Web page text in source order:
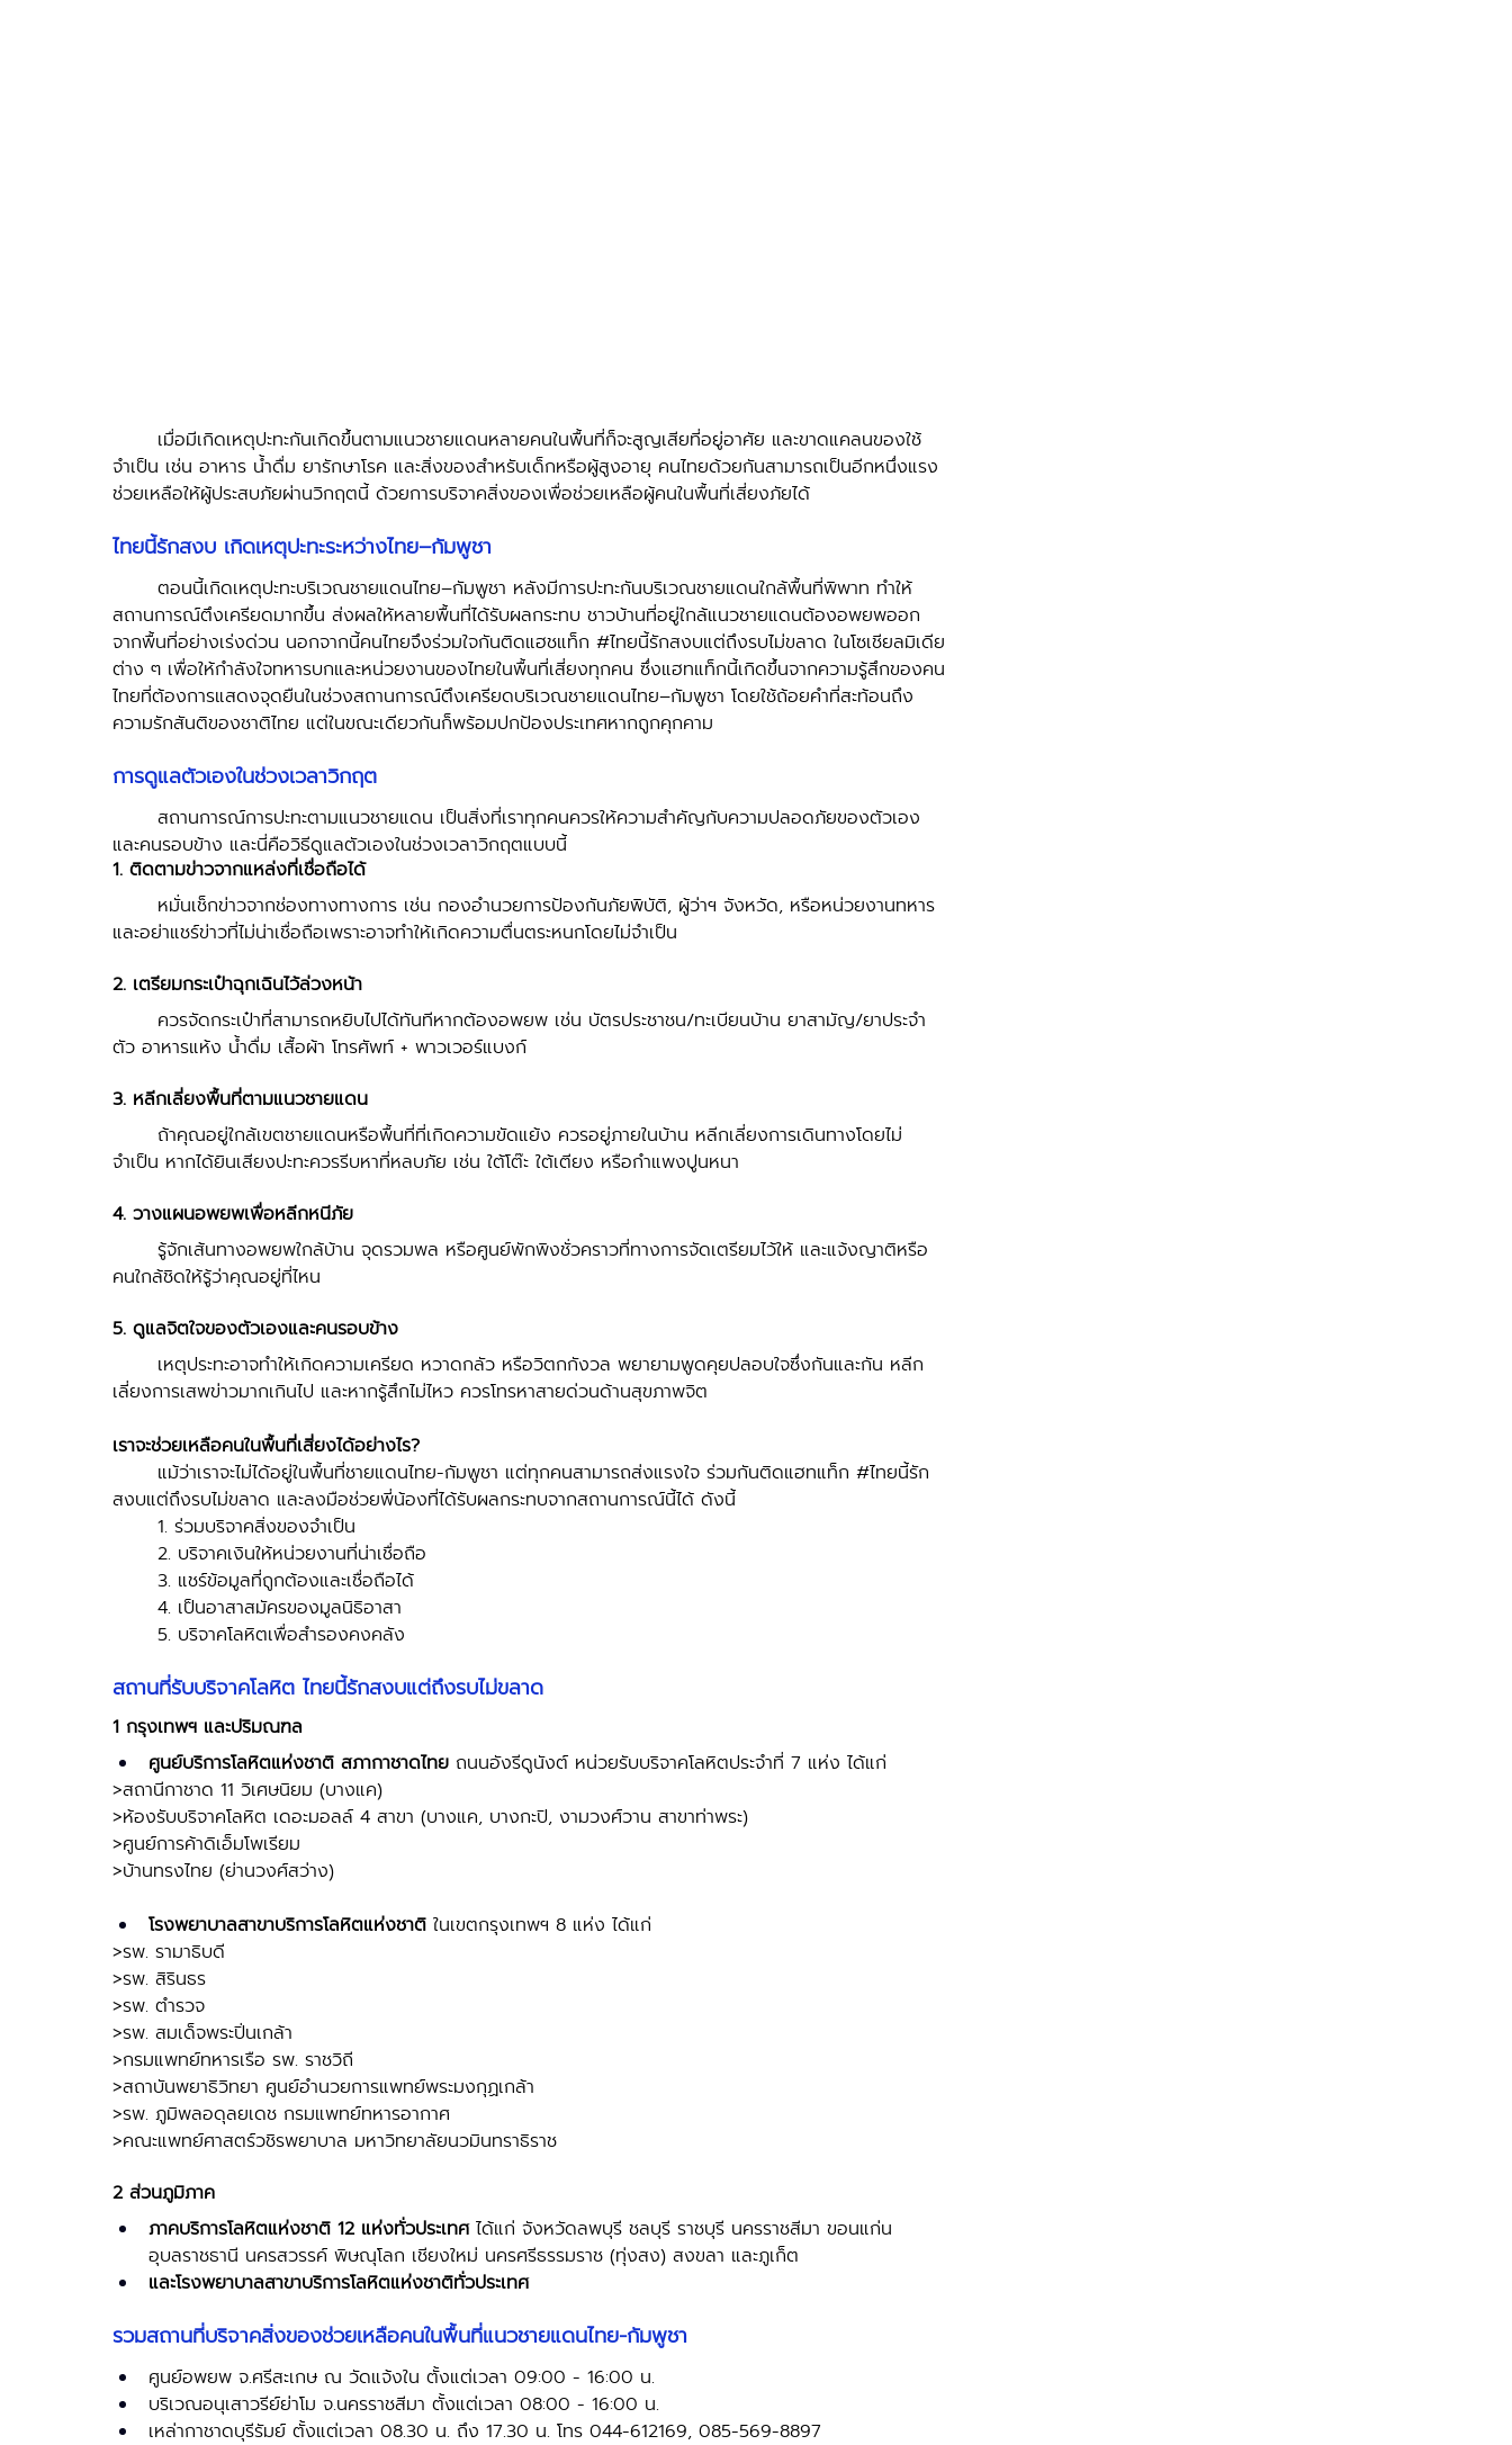
จำเป็น เช่น อาหาร น้ำดื่ม ยารักษาโรค และสิ่งของสำหรับเด็กหรือผู้สูงอายุ คนไทยด้วยกันสามารถเป็นอีกหนึ่งแรง
ช่วยเหลือให้ผู้ประสบภัยผ่านวิกฤตนี้ ด้วยการบริจาคสิ่งของเพื่อช่วยเหลือผู้คนในพื้นที่เสี่ยงภัยได้
ไทยนี้รักสงบ เกิดเหตุปะทะระหว่างไทย–กัมพูชา
สถานการณ์ตึงเครียดมากขึ้น ส่งผลให้หลายพื้นที่ได้รับผลกระทบ ชาวบ้านที่อยู่ใกล้แนวชายแดนต้องอพยพออก
จากพื้นที่อย่างเร่งด่วน นอกจากนี้คนไทยจึงร่วมใจกันติดแฮชแท็ก #ไทยนี้รักสงบแต่ถึงรบไม่ขลาด ในโซเชียลมิเดีย
ต่าง ๆ เพื่อให้กำลังใจทหารบกและหน่วยงานของไทยในพื้นที่เสี่ยงทุกคน ซึ่งแฮทแท็กนี้เกิดขึ้นจากความรู้สึกของคน
ไทยที่ต้องการแสดงจุดยืนในช่วงสถานการณ์ตึงเครียดบริเวณชายแดนไทย–กัมพูชา โดยใช้ถ้อยคำที่สะท้อนถึง
ความรักสันติของชาติไทย แต่ในขณะเดียวกันก็พร้อมปกป้องประเทศหากถูกคุกคาม
การดูแลตัวเองในช่วงเวลาวิกฤต
และคนรอบข้าง และนี่คือวิธีดูแลตัวเองในช่วงเวลาวิกฤตแบบนี้
1. ติดตามข่าวจากแหล่งที่เชื่อถือได้
และอย่าแชร์ข่าวที่ไม่น่าเชื่อถือเพราะอาจทำให้เกิดความตื่นตระหนกโดยไม่จำเป็น
2. เตรียมกระเป๋าฉุกเฉินไว้ล่วงหน้า
ตัว อาหารแห้ง น้ำดื่ม เสื้อผ้า โทรศัพท์ + พาวเวอร์แบงก์
3. หลีกเลี่ยงพื้นที่ตามแนวชายแดน
จำเป็น หากได้ยินเสียงปะทะควรรีบหาที่หลบภัย เช่น ใต้โต๊ะ ใต้เตียง หรือกำแพงปูนหนา
4. วางแผนอพยพเพื่อหลีกหนีภัย
คนใกล้ชิดให้รู้ว่าคุณอยู่ที่ไหน
5. ดูแลจิตใจของตัวเองและคนรอบข้าง
เลี่ยงการเสพข่าวมากเกินไป และหากรู้สึกไม่ไหว ควรโทรหาสายด่วนด้านสุขภาพจิต
เราจะช่วยเหลือคนในพื้นที่เสี่ยงได้อย่างไร?
	แม้ว่าเราจะไม่ได้อยู่ในพื้นที่ชายแดนไทย-กัมพูชา แต่ทุกคนสามารถส่งแรงใจ ร่วมกันติดแฮทแท็ก
#ไทยนี้รัก
สงบแต่ถึงรบไม่ขลาด และลงมือช่วยพี่น้องที่ได้รับผลกระทบจากสถานการณ์นี้ได้ ดังนี้
1. ร่วมบริจาคสิ่งของจำเป็น
2. บริจาคเงินให้หน่วยงานที่น่าเชื่อถือ
3. แชร์ข้อมูลที่ถูกต้องและเชื่อถือได้
4. เป็นอาสาสมัครของมูลนิธิอาสา
5. บริจาคโลหิตเพื่อสำรองคงคลัง
สถานที่รับบริจาคโลหิต ไทยนี้รักสงบแต่ถึงรบไม่ขลาด
1 กรุงเทพฯ และปริมณฑล
ศูนย์บริการโลหิตแห่งชาติ สภากาชาดไทย ถนนอังรีดูนังต์ หน่วยรับบริจาคโลหิตประจำที่ 7 แห่ง ได้แก่
>สถานีกาชาด 11 วิเศษนิยม (บางแค)
>ห้องรับบริจาคโลหิต เดอะมอลล์ 4 สาขา (บางแค, บางกะปิ, งามวงศ์วาน สาขาท่าพระ)
>ศูนย์การค้าดิเอ็มโพเรียม
>บ้านทรงไทย (ย่านวงศ์สว่าง)
โรงพยาบาลสาขาบริการโลหิตแห่งชาติ ในเขตกรุงเทพฯ 8 แห่ง ได้แก่
>รพ. รามาธิบดี
>รพ. สิรินธร
>รพ. ตำรวจ
>รพ. สมเด็จพระปิ่นเกล้า
>กรมแพทย์ทหารเรือ รพ. ราชวิถี
>สถาบันพยาธิวิทยา ศูนย์อำนวยการแพทย์พระมงกุฏเกล้า
>รพ. ภูมิพลอดุลยเดช กรมแพทย์ทหารอากาศ
>คณะแพทย์ศาสตร์วชิรพยาบาล มหาวิทยาลัยนวมินทราธิราช
2 ส่วนภูมิภาค
ภาคบริการโลหิตแห่งชาติ 12 แห่งทั่วประเทศ ได้แก่ จังหวัดลพบุรี ชลบุรี ราชบุรี นครราชสีมา ขอนแก่น
อุบลราชธานี นครสวรรค์ พิษณุโลก เชียงใหม่ นครศรีธรรมราช (ทุ่งสง) สงขลา และภูเก็ต
และโรงพยาบาลสาขาบริการโลหิตแห่งชาติทั่วประเทศ
รวมสถานที่บริจาคสิ่งของช่วยเหลือคนในพื้นที่แนวชายแดนไทย-กัมพูชา
ศูนย์อพยพ จ.ศรีสะเกษ ณ วัดแจ้งใน ตั้งแต่เวลา 09:00 - 16:00 น.
บริเวณอนุเสาวรีย์ย่าโม จ.นครราชสีมา ตั้งแต่เวลา 08:00 - 16:00 น.
เหล่ากาชาดบุรีรัมย์ ตั้งแต่เวลา 08.30 น. ถึง 17.30 น. โทร 044-612169, 085-569-8897